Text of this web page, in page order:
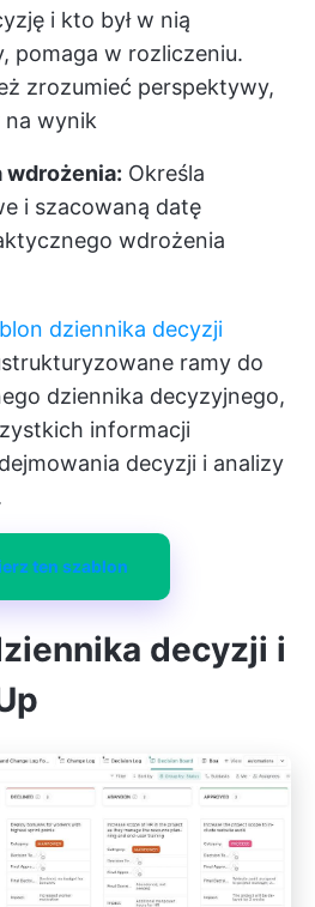
i kto był w nią
pomaga w rozliczeniu.
zrozumieć perspektywy,
na wynik
wdrożenia: Określa
i szacowaną datę
wdrożenia
dziennika decyzji
ramy do
dziennika decyzyjnego,
informacji
decyzji i analizy
ten szablon
decyzji i